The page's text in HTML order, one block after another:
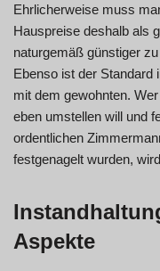
Ehrlicherweise muss
Hauspreise deshalb als
naturgemäß günstiger
Ebenso ist der Standard
mit dem gewohnten.
eben umstellen will und
ordentlichen
festgenagelt wurden,
Aspekte